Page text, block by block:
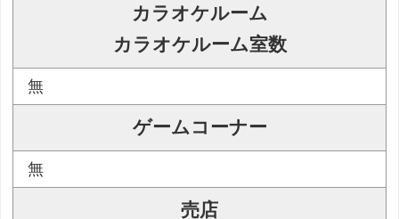
カラオケルーム
カラオケルーム室数
無
ゲームコーナー
無
売店